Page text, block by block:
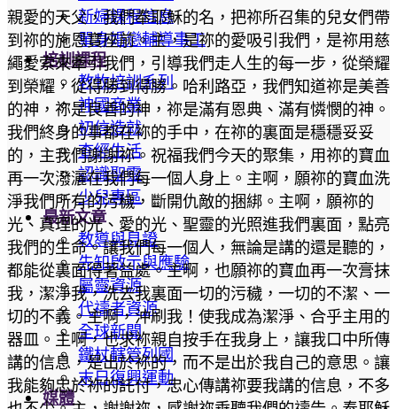
新婦課程信息
單身婚戀輔導事工
培訓課程
教牧培訓系列
神國商業
初信造就
查經生活
認識聖靈
少兒專區
最新文章
教導與見證
先知啟示與應驗
屬靈資源
代禱者資源
全球新聞
鐵杖轄管列國
末日復興運動
媒體
親愛的天父，我們奉耶穌的名，把祢所召集的兒女們帶
到祢的施恩寶座前。主，是祢的愛吸引我們，是祢用慈
繩愛索來牽引我們，引導我們走人生的每一步，從榮耀
到榮耀，從得勝到得勝。哈利路亞，我們知道祢是美善
的神，祢是良善的神，祢是滿有恩典、滿有憐憫的神。
我們終身的事都在祢的手中，在祢的裏面是穩穩妥妥
的，主我們謝謝祢。祝福我們今天的聚集，用祢的寶血
再一次潑灑在我們每一個人身上。主啊，願祢的寶血洗
淨我們所有的污穢，斷開仇敵的捆綁。主啊，願祢的
光、真理的光、愛的光、聖靈的光照進我們裏面，點亮
我們的生命。讓我們每一個人，無論是講的還是聽的，
都能從裏面得著益處。主啊，也願祢的寶血再一次膏抹
我，潔淨我，洗去我裏面一切的污穢，一切的不潔、一
切的不義。主啊，沖刷我！使我成為潔淨、合乎主用的
器皿。主啊，也求祢親自按手在我身上，讓我口中所傳
講的信息，是出於祢的，而不是出於我自己的意思。讓
我能夠忠於祢的託付，忠心傳講祢要我講的信息，不多